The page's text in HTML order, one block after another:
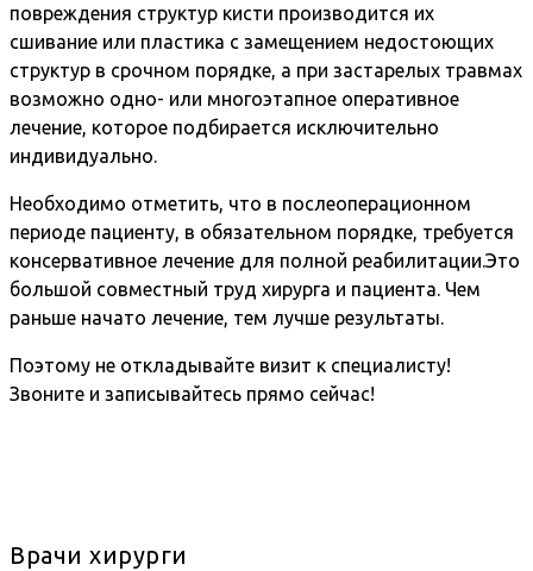
повреждения структур кисти производится их
сшивание или пластика с замещением недостоющих
структур в срочном порядке, а при застарелых травмах
возможно одно- или многоэтапное оперативное
лечение, которое подбирается исключительно
индивидуально.
Необходимо отметить, что в послеоперационном
периоде пациенту, в обязательном порядке, требуется
консервативное лечение для полной реабилитации.Это
большой совместный труд хирурга и пациента. Чем
раньше начато лечение, тем лучше результаты.
Поэтому не откладывайте визит к специалисту!
Звоните и записывайтесь прямо сейчас!
Врачи хирурги